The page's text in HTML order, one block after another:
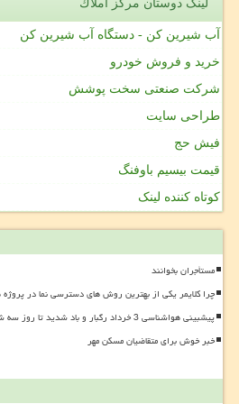
لینک دوستان مركز املاك
آب شیرین کن - دستگاه آب شیرین کن
خرید و فروش خودرو
شرکت صنعتی سخت پوشش
طراحی سایت
فیش حج
قیمت بیسیم باوفنگ
کوتاه کننده لینک
مستأجران بخوانند
چرا کلایمر یکی از بهترین روش های دسترسی نما در
پیشبینی هواشناسی 3 خرداد رگبار و باد شدید تا روز سه شنبه ادامه دارد
خبر خوش برای متقاضیان مسکن مهر